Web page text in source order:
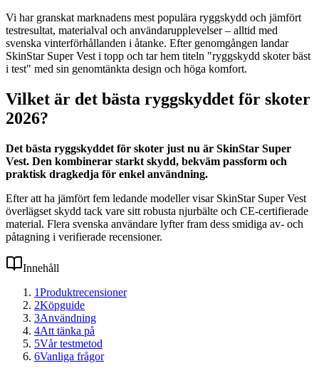
Vi har granskat marknadens mest populära ryggskydd och jämfört
testresultat, materialval och användarupplevelser – alltid med
svenska vinterförhållanden i åtanke. Efter genomgången landar
SkinStar Super Vest i topp och tar hem titeln "ryggskydd skoter bäst
i test" med sin genomtänkta design och höga komfort.
Vilket är det bästa ryggskyddet för skoter
2026?
Det bästa ryggskyddet för skoter just nu är SkinStar Super
Vest. Den kombinerar starkt skydd, bekväm passform och
praktisk dragkedja för enkel användning.
Efter att ha jämfört fem ledande modeller visar SkinStar Super Vest
överlägset skydd tack vare sitt robusta njurbälte och CE-certifierade
material. Flera svenska användare lyfter fram dess smidiga av- och
påtagning i verifierade recensioner.
Innehåll
1Produktrecensioner
2Köpguide
3Användning
4Att tänka på
5Vår testmetod
6Vanliga frågor